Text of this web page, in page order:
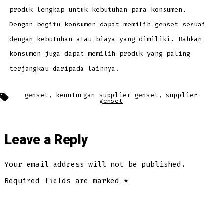
produk lengkap untuk kebutuhan para konsumen.
Dengan begitu konsumen dapat memilih genset sesuai
dengan kebutuhan atau biaya yang dimiliki. Bahkan
konsumen juga dapat memilih produk yang paling
terjangkau daripada lainnya.
Tags genset , keuntungan supplier genset , supplier
genset
Leave a Reply
Your email address will not be published.
Required fields are marked*